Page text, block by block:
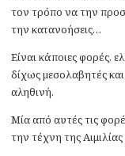
τον τρόπο να την
την κατανοήσεις…
Είναι κάποιες φορές,
δίχως μεσολαβητές
αληθινή.
Μία από αυτές τις
την τέχνη της